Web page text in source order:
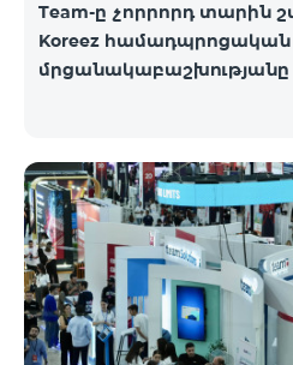
Team-ը չորրորդ տարին
Koreez համադպրոցական
մրցանակաբաշխությանը